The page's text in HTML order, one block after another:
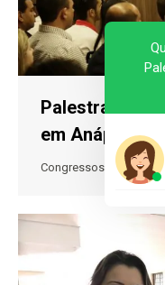
Palestra de
em Anápolis
Congressos Por